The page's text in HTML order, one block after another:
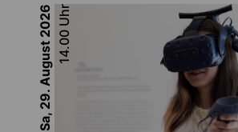
Sa, 29. August
2026
14.00
Uhr